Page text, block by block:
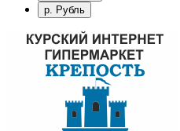
р. Рубль